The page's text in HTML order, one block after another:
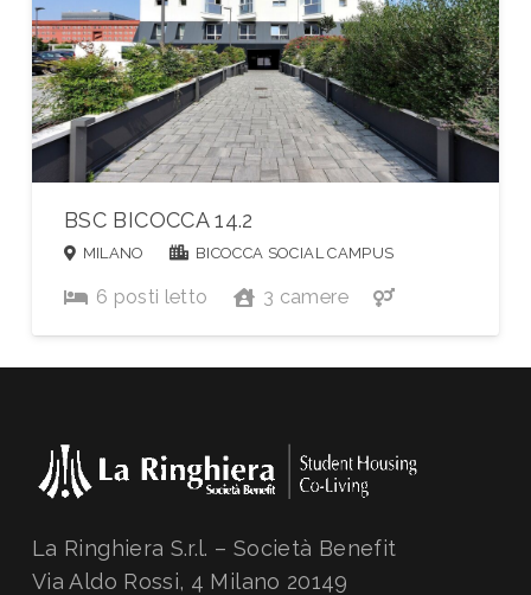
BSC BICOCCA 14.2
MILANO BICOCCA SOCIAL CAMPUS
6 posti letto 3 camere
La Ringhiera S.r.l. – Società Benefit
Via Aldo Rossi, 4 Milano 20149